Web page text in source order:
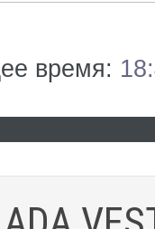
время: